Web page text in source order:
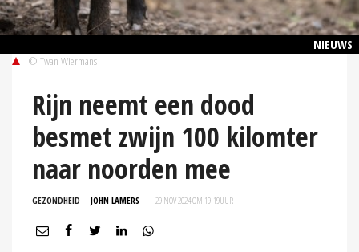
NIEUWS
© Twan Wiermans
Rijn neemt een dood
besmet zwijn 100 kilomter
naar noorden mee
GEZONDHEID JOHN LAMERS 29 NOV 2024 OM 19:19UUR